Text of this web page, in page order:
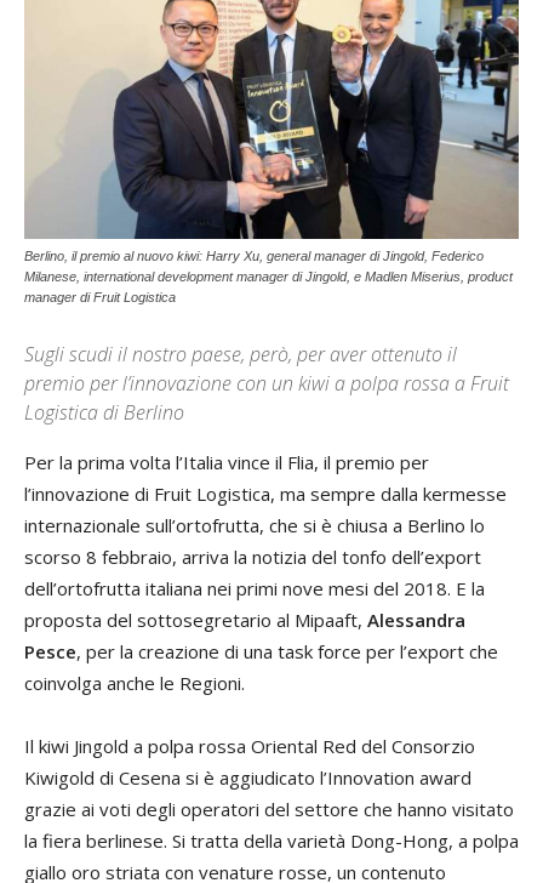
Berlino, il premio al nuovo kiwi: Harry Xu, general manager di Jingold, Federico
Milanese, international development manager di Jingold, e Madlen Miserius, product
manager di Fruit Logistica
Sugli scudi il nostro paese, però, per aver ottenuto il
premio per l’innovazione con un kiwi a polpa rossa a Fruit
Logistica di Berlino
Per la prima volta l’Italia vince il Flia, il premio per
l’innovazione di Fruit Logistica, ma sempre dalla kermesse
internazionale sull’ortofrutta, che si è chiusa a Berlino lo
scorso 8 febbraio, arriva la notizia del tonfo dell’export
dell’ortofrutta italiana nei primi nove mesi del 2018. E la
proposta del sottosegretario al Mipaaft, Alessandra
Pesce, per la creazione di una task force per l’export che
coinvolga anche le Regioni.
Il kiwi Jingold a polpa rossa Oriental Red del Consorzio
Kiwigold di Cesena si è aggiudicato l’Innovation award
grazie ai voti degli operatori del settore che hanno visitato
la fiera berlinese. Si tratta della varietà Dong-Hong, a polpa
giallo oro striata con venature rosse, un contenuto